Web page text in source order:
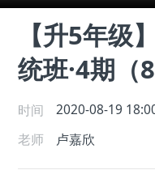
【升5年级
统班·4期（
时间 2020-08-19
老师
卢嘉欣